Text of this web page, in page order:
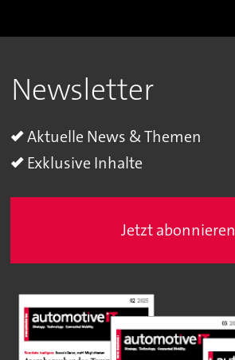
Newsletter
Aktuelle News & Themen
Exklusive Inhalte
Jetzt abonnieren